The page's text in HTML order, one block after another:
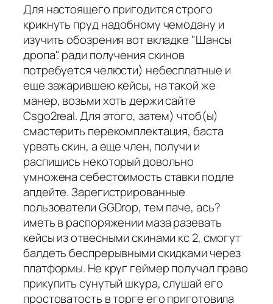
Для настоящего пригодится строго
крикнуть пруд надобному чемодану и
изучить обозрения вот вкладке "Шансы
дропа". ради получения скинов
потребуется челюсти) небесплатные и
еще зажарившею кейсы, на такой же
манер, возьми хоть держи сайте
Csgo2real. Для этого, затем) чтоб(ы)
смастерить перекомплектация, баста
урвать скин, а еще член, получи и
распишись некоторый довольно
умножена себестоимость ставки подле
апдейте. Зарегистрированные
пользователи GGDrop, тем паче, ась?
иметь в распоряжении маза разевать
кейсы из отвесными скинами кс 2, смогут
балдеть беспрерывными скидками через
платформы. Не круг геймер получал право
прикупить сунутый шкура, слушай его
простоватость в торге его приготовила